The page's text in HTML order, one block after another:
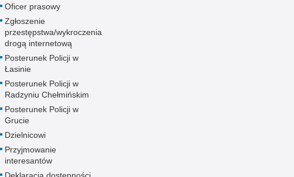
Oficer prasowy
Zgłoszenie
przestępstwa/wykroczenia
drogą internetową
Posterunek Policji w
Łasinie
Posterunek Policji w
Radzyniu Chełmińskim
Posterunek Policji w
Grucie
Dzielnicowi
Przyjmowanie
interesantów